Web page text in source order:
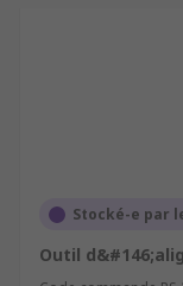
Stocké-e par
Outil